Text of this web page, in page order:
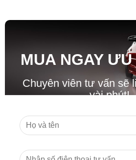
MUA NGAY
Chuyên viên tư vấn sẽ
vài phút!